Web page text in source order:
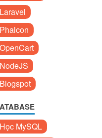
Laravel
Phalcon
OpenCart
NodeJS
Blogspot
Học MySQL